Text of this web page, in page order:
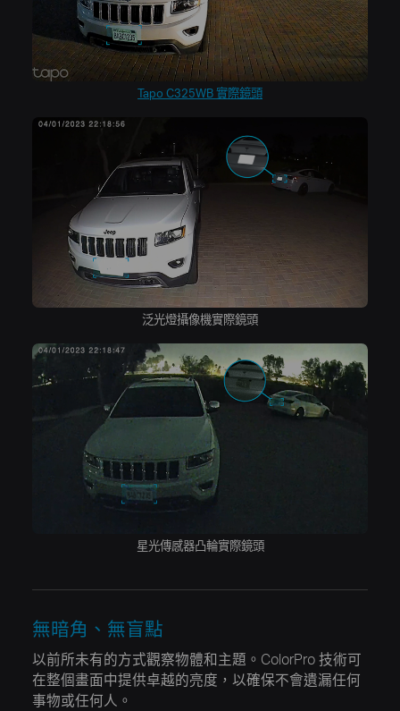
Tapo C325WB 實際鏡頭
泛光燈攝像機實際鏡頭
星光傳感器凸輪實際鏡頭
無暗角、無盲點
以前所未有的方式觀察物體和主題。ColorPro 技術可
在整個畫面中提供卓越的亮度，以確保不會遺漏任何
事物或任何人。